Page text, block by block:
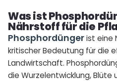
Was ist
Nährstoff für die
Phosphordüngerist eine
kritischer Bedeutung für die
Landwirtschaft.
die Wurzelentwicklung, Blüte